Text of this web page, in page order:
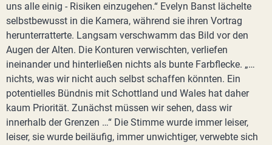
uns alle einig - Risiken einzugehen.“ Evelyn Banst lächelte
selbstbewusst in die Kamera, während sie ihren Vortrag
herunterratterte. Langsam verschwamm das Bild vor den
Augen der Alten. Die Konturen verwischten, verliefen
ineinander und hinterließen nichts als bunte Farbflecke. „…
nichts, was wir nicht auch selbst schaffen könnten. Ein
potentielles Bündnis mit Schottland und Wales hat daher
kaum Priorität. Zunächst müssen wir sehen, dass wir
innerhalb der Grenzen …“ Die Stimme wurde immer leiser,
leiser, sie wurde beiläufig, immer unwichtiger, verwebte sich